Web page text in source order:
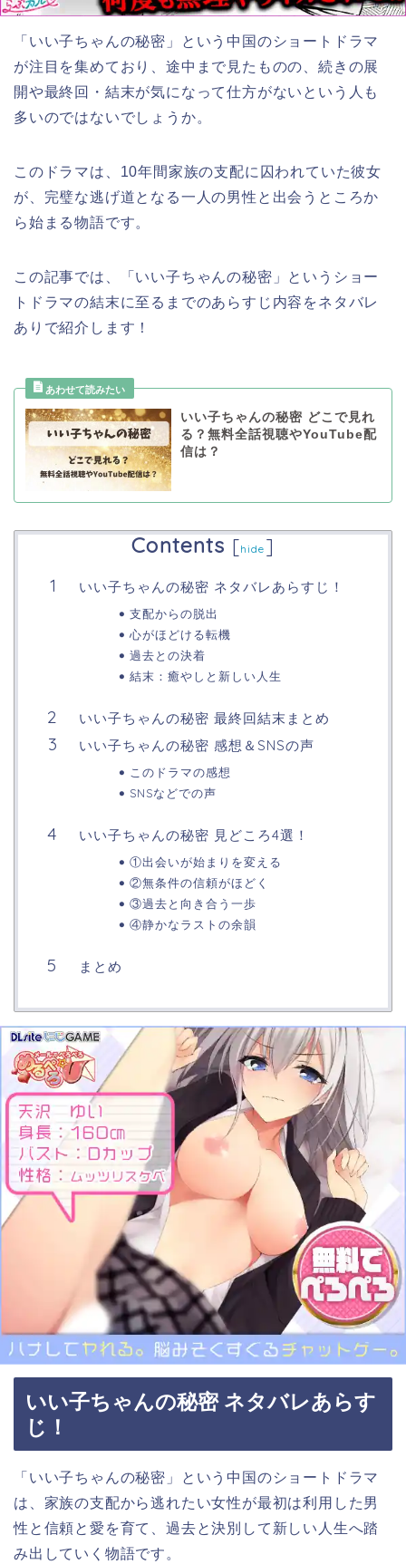
「いい子ちゃんの秘密」という中国 のショートドラマ
が注目を集めており、途中まで見たものの、続きの展
開や最終回・結末が気になって仕方がないという人も
多いのではないでしょうか。
このドラマは、10年間家族の支配に囚われていた彼女
が、完璧な逃げ道となる一人の男性と出会うところか
ら始まる物語です。
この記事では、 「いい子ちゃんの秘密 」 と いうショー
トドラマの結末に至るまでのあらすじ内容をネタバレ
ありで紹介します！
いい子ちゃんの秘密 どこで見れ
る？無料全話視聴やYouTube配
信は？
Contents [hide ]
いい子ちゃんの秘密 ネタバレあらすじ！
支配からの脱出
心がほどける転機
過去との決着
結末：癒やしと新しい人生
いい子ちゃんの秘密 最終回結末まとめ
いい子ちゃんの秘密 感想＆SNSの声
このドラマの感想
SNSなどでの声
いい子ちゃんの秘密 見どころ4選！
①出会いが始まりを変える
②無条件の信頼がほどく
③過去と向き合う一歩
④静かなラストの余韻
まとめ
いい子ちゃんの秘密 ネタバレあらす
じ！
「いい子ちゃんの秘密」という中国 のショートドラマ
は、家族の支配から逃れたい女性が最初は利用した男
性と信頼と愛を育て、過去と決別して新しい人生へ踏
み出していく物語です。